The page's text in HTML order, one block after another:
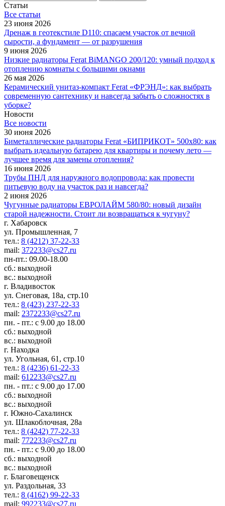
Статьи
Все cтатьи
23 июня 2026
Дренаж в геотекстиле D110: спасаем участок от вечной
сырости, а фундамент — от разрушения
9 июня 2026
Низкие радиаторы Ferat BiMANGO 200/120: умный подход к
отоплению комнаты с большими окнами
26 мая 2026
Керамический унитаз-компакт Ferat «ФРЭНД»: как выбрать
современную сантехнику и навсегда забыть о сложностях в
уборке?
Новости
Все новости
30 июня 2026
Биметаллические радиаторы Ferat «БИПРИКОТ» 500x80: как
выбрать идеальную батарею для квартиры и почему лето —
лучшее время для замены отопления?
16 июня 2026
Трубы ПНД для наружного водопровода: как провести
питьевую воду на участок раз и навсегда?
2 июня 2026
Чугунные радиаторы ЕВРОЛАЙМ 580/80: новый дизайн
старой надежности. Стоит ли возвращаться к чугуну?
г. Хабаровск
ул. Промышленная, 7
тел.: 8 (4212) 37-22-33
mail: 372233@cs27.ru
пн-пт.: 09.00-18.00
сб.: выходной
вс.: выходной
г. Владивосток
ул. Снеговая, 18а, стр.10
тел.: 8 (423) 237-22-33
mail: 2372233@cs27.ru
пн. - пт.: с 9.00 до 18.00
сб.: выходной
вс.: выходной
г. Находка
ул. Угольная, 61, стр.10
тел.: 8 (4236) 61-22-33
mail: 612233@cs27.ru
пн. - пт.: с 9.00 до 17.00
сб.: выходной
вс.: выходной
г. Южно-Сахалинск
ул. Шлакоблочная, 28а
тел.: 8 (4242) 77-22-33
mail: 772233@cs27.ru
пн. - пт.: с 9.00 до 18.00
сб.: выходной
вс.: выходной
г. Благовещенск
ул. Раздольная, 33
тел.: 8 (4162) 99-22-33
mail: 992233@cs27.ru